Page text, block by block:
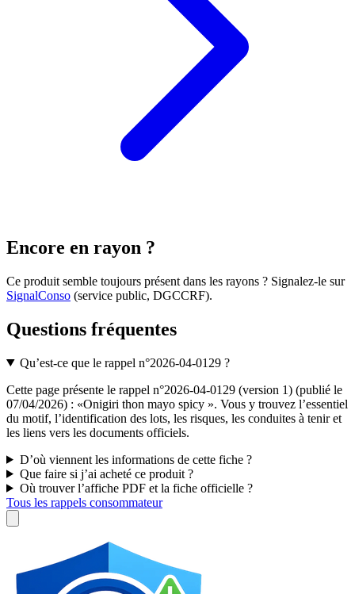
Encore en rayon ?
Ce produit semble toujours présent dans les rayons ? Signalez-le sur
SignalConso (service public, DGCCRF).
Questions fréquentes
Qu’est-ce que le rappel n°2026-04-0129 ?
Cette page présente le rappel n°2026-04-0129 (version 1) (publié le
07/04/2026) : «Onigiri thon mayo spicy ». Vous y trouvez l’essentiel
du motif, l’identification des lots, les risques, les conduites à tenir et
les liens vers les documents officiels.
D’où viennent les informations de cette fiche ?
Que faire si j’ai acheté ce produit ?
Où trouver l’affiche PDF et la fiche officielle ?
Tous les rappels consommateur